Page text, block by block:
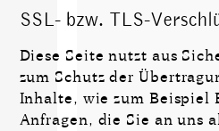
SSL- bzw. TLS-
Diese Seite nutzt aus
zum Schutz der
Inhalte, wie zum Beispiel
Anfragen, die Sie an uns